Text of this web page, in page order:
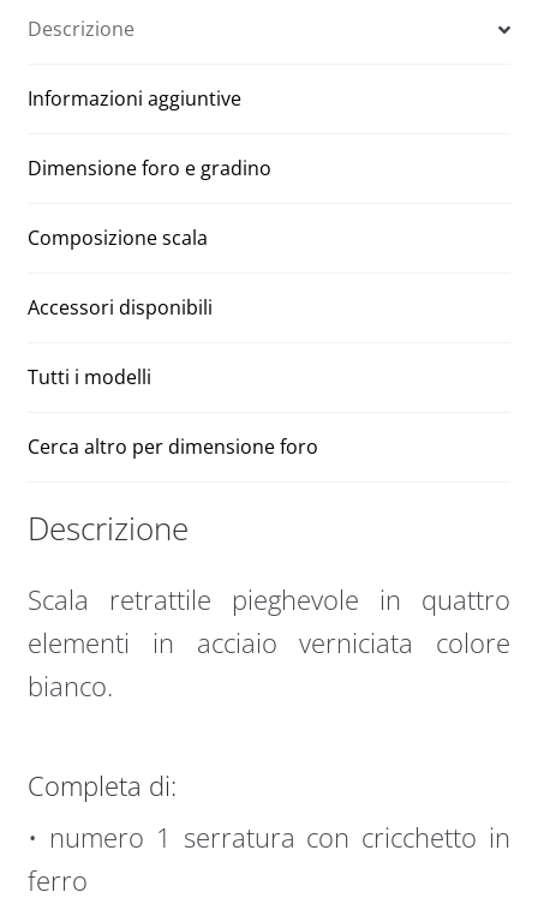
segmenti
100
300
Descrizione
Informazioni aggiuntive
Dimensione foro e gradino
Composizione scala
Accessori disponibili
Tutti i modelli
Cerca altro per dimensione foro
Descrizione
Scala retrattile pieghevole in quattro
elementi in acciaio verniciata colore
bianco.
Completa di:
• numero 1 serratura con cricchetto in
ferro